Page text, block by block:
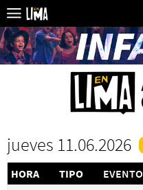
jueves 11.06.2026
HORA TIPO EVENTO